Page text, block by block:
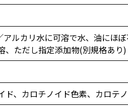
ルカリ水に可溶で水、油にほ
、ただし指定添加物(別規格あり)
、カロチノイド色素、カロテ